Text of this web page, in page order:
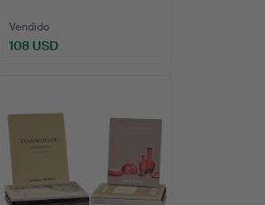
Vendido
108 USD